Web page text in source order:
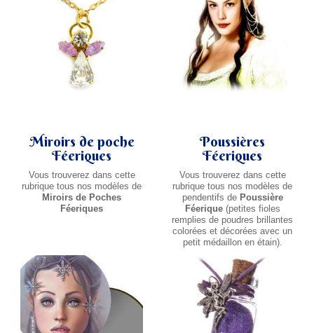
Miroirs de poche
Féeriques
Vous trouverez dans cette
rubrique tous nos modèles de
Miroirs de Poches
Féeriques
Poussières
Féeriques
Vous trouverez dans cette
rubrique tous nos modèles de
pendentifs de Poussière
Féerique(petites fioles
remplies de poudres brillantes
colorées et décorées avec un
petit médaillon en étain).